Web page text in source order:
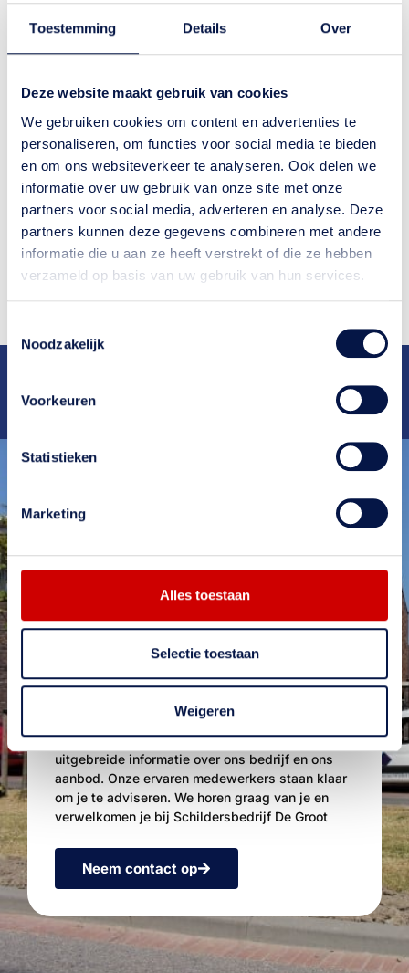
Toestemming Details Over
Deze website maakt gebruik van cookies
We gebruiken cookies om content en advertenties te
personaliseren, om functies voor social media te bieden
en om ons websiteverkeer te analyseren. Ook delen we
informatie over uw gebruik van onze site met onze
partners voor social media, adverteren en analyse. Deze
partners kunnen deze gegevens combineren met andere
informatie die u aan ze heeft verstrekt of die ze hebben
verzameld op basis van uw gebruik van hun services.
Noodzakelijk
Voorkeuren
Statistieken
Marketing
Alles toestaan
Selectie toestaan
Weigeren
van verschillende factoren, zoals het type verf en de
weersomstandigheden. Over het algemeen wordt
Fiscaal aftrekbaar
Als huiseigenaar is het goed om te weten dat groot
onderhoud aan een woning onder bepaalde
omstandigheden fiscaal aftrekbaar kan zijn. Raadpleeg
hiervoor de actuele belastingwetgeving of vraag advies
aan een fiscaal expert.
Neem contact op
Snelle
RTL5
Scherpe
Meer weten?
Wil je meer weten over onze diensten? Neem
contact met ons op. Op onze website vind je
uitgebreide informatie over ons bedrijf en ons
aanbod. Onze ervaren medewerkers staan klaar
om je te adviseren. We horen graag van je en
verwelkomen je bij Schildersbedrijf De Groot
Neem contact op